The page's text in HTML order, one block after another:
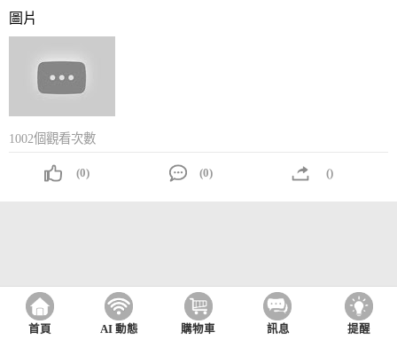
圖片
1002個觀看次數
(0) (0) ()
首頁 AI 動態 購物車 訊息 提醒